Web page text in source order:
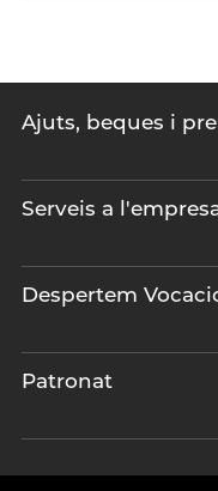
Ajuts, beques i
Serveis a
Despertem
Patronat